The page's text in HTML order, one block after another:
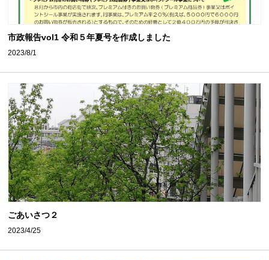
市政報告vol1 令和５年夏号を作成しました
2023/8/1
ごあいさつ２
2023/4/25